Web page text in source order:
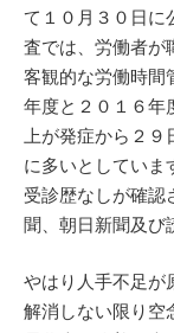
て１０月３０日に
査では、労働者が
客観的な労働時間
年度と２０１６年
上が発症から２
に多いとしていま
受診歴なしが確認
聞、朝日新聞及び
やはり人手不足が
解消しない限り空